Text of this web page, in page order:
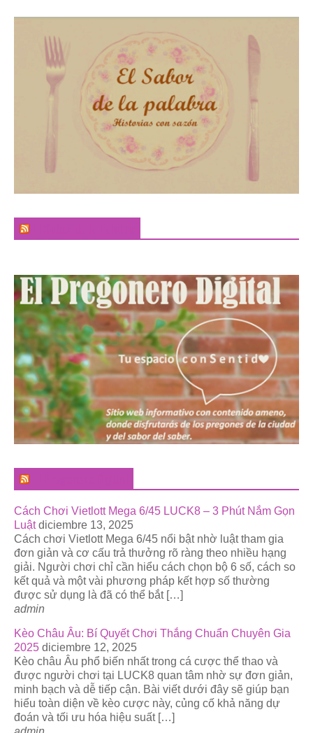
Cách Chơi Vietlott Mega 6/45 LUCK8 – 3 Phút Nắm Gọn
Luật diciembre 13, 2025
Cách chơi Vietlott Mega 6/45 nổi bật nhờ luật tham gia
đơn giản và cơ cấu trả thưởng rõ ràng theo nhiều hạng
giải. Người chơi chỉ cần hiểu cách chọn bộ 6 số, cách so
kết quả và một vài phương pháp kết hợp số thường
được sử dụng là đã có thể bắt […]
admin
Kèo Châu Âu: Bí Quyết Chơi Thắng Chuẩn Chuyên Gia
2025 diciembre 12, 2025
Kèo châu Âu phổ biến nhất trong cá cược thể thao và
được người chơi tại LUCK8 quan tâm nhờ sự đơn giản,
minh bạch và dễ tiếp cận. Bài viết dưới đây sẽ giúp bạn
hiểu toàn diện về kèo cược này, củng cố khả năng dự
đoán và tối ưu hóa hiệu suất […]